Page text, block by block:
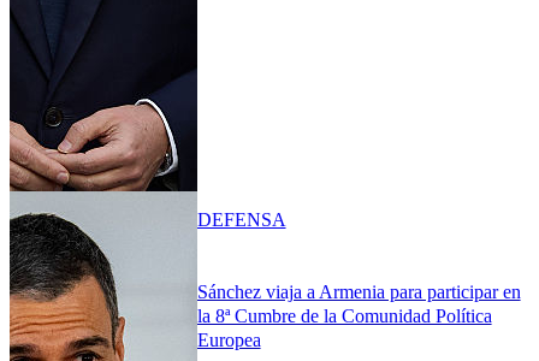
Sánchez viaja a Armenia para participar en
la 8ª Cumbre de la Comunidad Política
Europea
DEFENSA